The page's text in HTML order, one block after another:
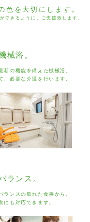
色を大切にします。
できるように、ご支援致します。
械浴。
新の機能を備えた機械浴。
、必要な介護を行います。
ランス。
ランスの取れた食事から。
にも対応できます。